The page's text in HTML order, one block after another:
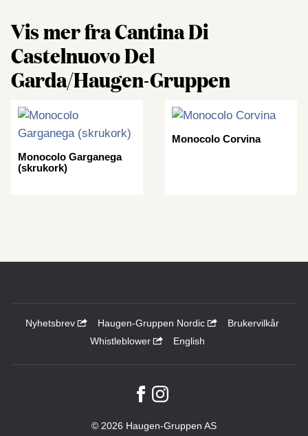
Vis mer fra Cantina Di
Castelnuovo Del
Garda/Haugen-Gruppen
Monocolo Garganega
(skrukork)
Monocolo Corvina
Nyhetsbrev Haugen-Gruppen Nordic
Brukervilkår
Whistleblower
English
© 2026 Haugen-Gruppen AS